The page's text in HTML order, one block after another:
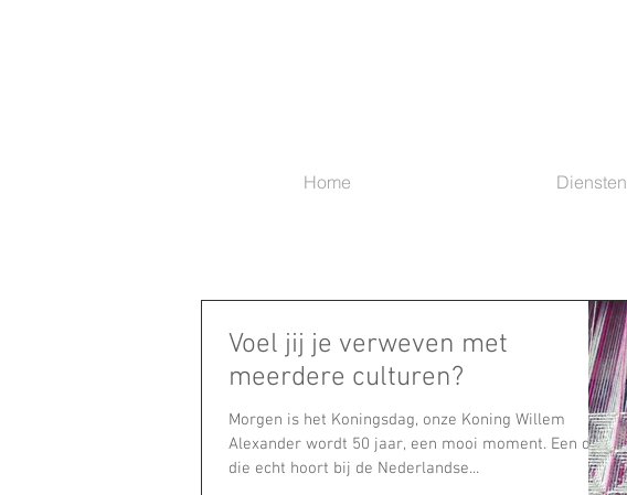
Home Diensten
Voel jij je verweven met
meerdere culturen?
Morgen is het Koningsdag, onze Koning Willem
Alexander wordt 50 jaar, een mooi moment. Een dag
die echt hoort bij de Nederlandse...